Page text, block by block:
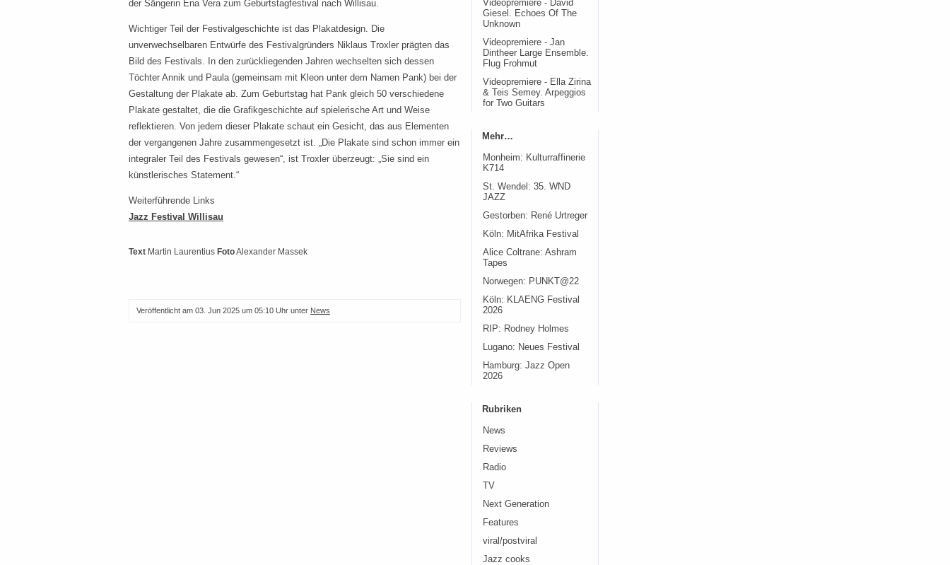
der Sängerin Éna Vera zum Geburtstagfestival nach Willisau.
Wichtiger Teil der Festivalgeschichte ist das Plakatdesign. Die
unverwechselbaren Entwürfe des Festivalgründers Niklaus Troxler prägten das
Bild des Festivals. In den zurückliegenden Jahren wechselten sich dessen
Töchter Annik und Paula (gemeinsam mit Kleon unter dem Namen Pank) bei der
Gestaltung der Plakate ab. Zum Geburtstag hat Pank gleich 50 verschiedene
Plakate gestaltet, die die Grafikgeschichte auf spielerische Art und Weise
reflektieren. Von jedem dieser Plakate schaut ein Gesicht, das aus Elementen
der vergangenen Jahre zusammengesetzt ist. „Die Plakate sind schon immer ein
integraler Teil des Festivals gewesen“, ist Troxler überzeugt: „Sie sind ein
künstlerisches Statement.“
Weiterführende Links
Jazz Festival Willisau
Text Martin Laurentius FotoAlexander Massek
Veröffentlicht am 03. Jun 2025 um 05:10 Uhr unter News
Videopremiere - David
Giesel. Echoes Of The
Unknown
Videopremiere - Jan
Dintheer Large Ensemble.
Flug Frohmut
Videopremiere - Ella Zirina
& Teis Semey. Arpeggios
for Two Guitars
Mehr…
Monheim: Kulturraffinerie
K714
St. Wendel: 35. WND
JAZZ
Gestorben: René Urtreger
Köln: MitAfrika Festival
Alice Coltrane: Ashram
Tapes
Norwegen: PUNKT@22
Köln: KLAENG Festival
2026
RIP: Rodney Holmes
Lugano: Neues Festival
Hamburg: Jazz Open
2026
Rubriken
News
Reviews
Radio
TV
Next Generation
Features
viral/postviral
Jazz cooks